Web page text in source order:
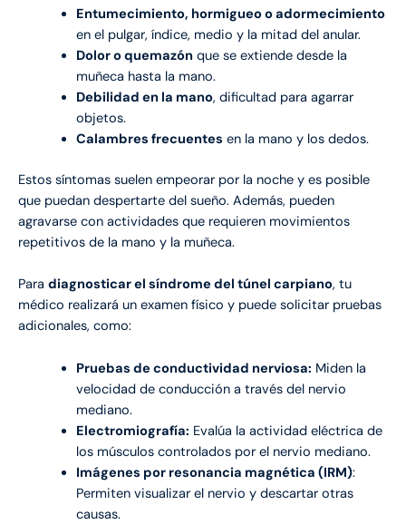
Entumecimiento, hormigueo o adormecimiento
en el pulgar, índice, medio y la mitad del anular.
Dolor o quemazónque se extiende desde la
muñeca hasta la mano.
Debilidad en la mano, dificultad para agarrar
objetos.
Calambres frecuentes en la mano y los dedos.
Estos síntomas suelen empeorar por la noche y es posible
que puedan despertarte del sueño. Además, pueden
agravarse con actividades que requieren movimientos
repetitivos de la mano y la muñeca.
Para diagnosticar el síndrome del túnel carpiano, tu
médico realizará un examen físico y puede solicitar pruebas
adicionales, como:
Pruebas de conductividad nerviosa: Miden la
velocidad de conducción a través del nervio
mediano.
Electromiografía: Evalúa la actividad eléctrica de
los músculos controlados por el nervio mediano.
Imágenes por resonancia magnética (IRM):
Permiten visualizar el nervio y descartar otras
causas.